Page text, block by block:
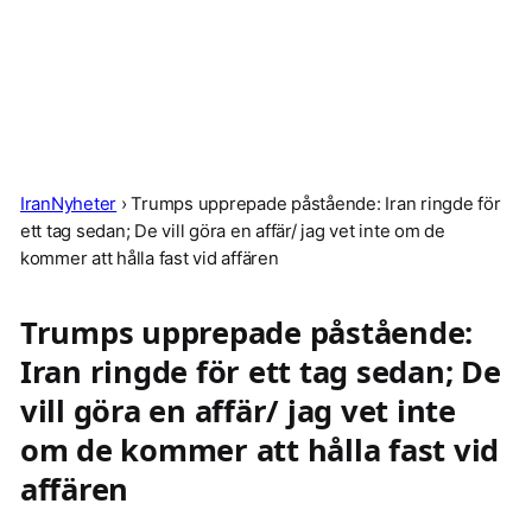
IranNyheter ›Trumps upprepade påstående: Iran ringde för
ett tag sedan; De vill göra en affär/ jag vet inte om de
kommer att hålla fast vid affären
Trumps upprepade påstående:
Iran ringde för ett tag sedan; De
vill göra en affär/ jag vet inte
om de kommer att hålla fast vid
affären